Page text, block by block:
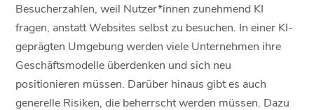
Besucherzahlen, weil Nutzer*innen zunehmend KI
fragen, anstatt Websites selbst zu besuchen. In einer KI-
geprägten Umgebung werden viele Unternehmen ihre
Geschäftsmodelle überdenken und sich neu
positionieren müssen. Darüber hinaus gibt es auch
generelle Risiken, die beherrscht werden müssen. Dazu